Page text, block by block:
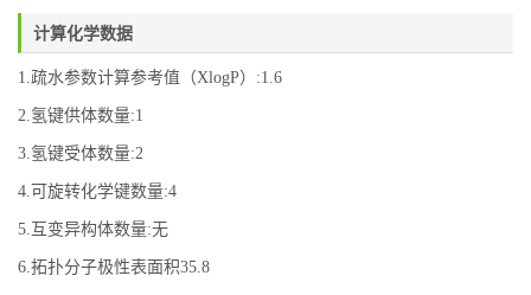
计算化学数据
1.疏水参数计算参考值（XlogP）:1.6
2.氢键供体数量:1
3.氢键受体数量:2
4.可旋转化学键数量:4
5.互变异构体数量:无
6.拓扑分子极性表面积35.8